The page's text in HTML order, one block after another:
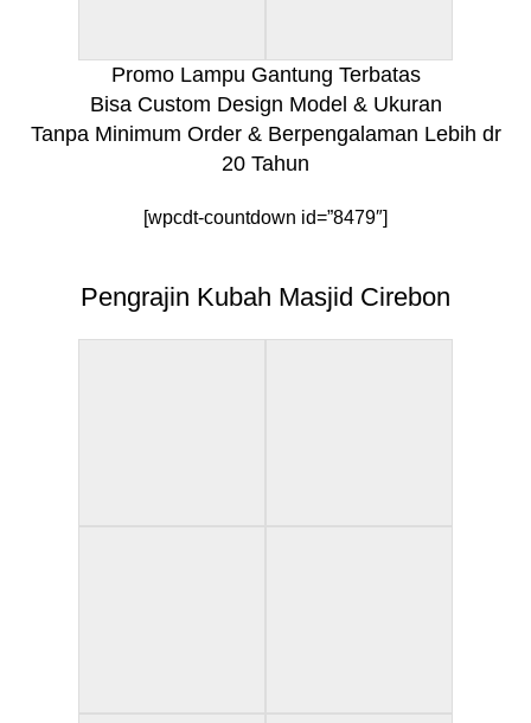
Promo Lampu Gantung Terbatas
Bisa Custom Design Model & Ukuran
Tanpa Minimum Order & Berpengalaman Lebih dr
20 Tahun
[wpcdt-countdown id=”8479″]
Pengrajin Kubah Masjid Cirebon